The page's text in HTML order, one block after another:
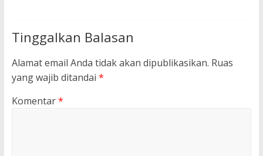
Tinggalkan Balasan
Alamat email Anda tidak akan dipublikasikan. Ruas
yang wajib ditandai *
Komentar*